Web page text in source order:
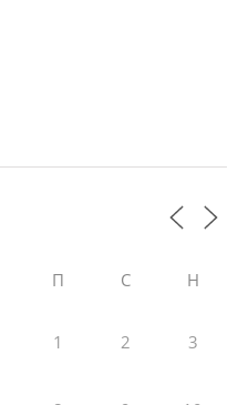
П С Н
1 2 3